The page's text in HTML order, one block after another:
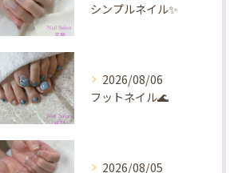
シンプルネイル✨️
2026/08/06
フットネイル🌊
2026/08/05